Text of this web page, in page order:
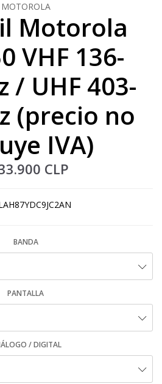
MOTOROLA
Motorola
VHF 136-
/ UHF 403-
(precio no
IVA)
CLP
BANDA
PANTALLA
/ DIGITAL